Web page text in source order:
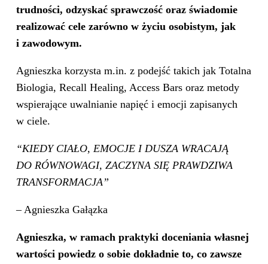
trudności, odzyskać sprawczość oraz świadomie
realizować cele zarówno w życiu osobistym, jak
i zawodowym.
Agnieszka korzysta m.in. z podejść takich jak Totalna
Biologia, Recall Healing, Access Bars oraz metody
wspierające uwalnianie napięć i emocji zapisanych
w ciele.
“KIEDY CIAŁO, EMOCJE I DUSZA WRACAJĄ
DO RÓWNOWAGI, ZACZYNA SIĘ PRAWDZIWA
TRANSFORMACJA”
– Agnieszka Gałązka
Agnieszka, w ramach praktyki doceniania własnej
wartości powiedz o sobie dokładnie to, co zawsze